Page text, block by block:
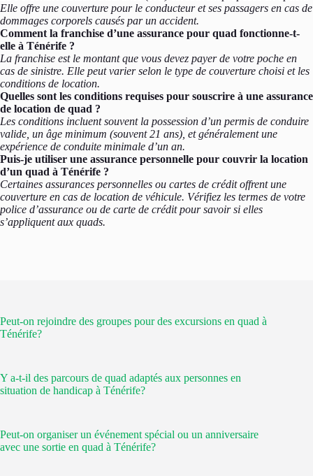
Elle offre une couverture pour le conducteur et ses passagers en cas de
dommages corporels causés par un accident.
Comment la franchise d’une assurance pour quad fonctionne-t-
elle à Ténérife ?
La franchise est le montant que vous devez payer de votre poche en
cas de sinistre. Elle peut varier selon le type de couverture choisi et les
conditions de location.
Quelles sont les conditions requises pour souscrire à une assurance
de location de quad ?
Les conditions incluent souvent la possession d’un permis de conduire
valide, un âge minimum (souvent 21 ans), et généralement une
expérience de conduite minimale d’un an.
Puis-je utiliser une assurance personnelle pour couvrir la location
d’un quad à Ténérife ?
Certaines assurances personnelles ou cartes de crédit offrent une
couverture en cas de location de véhicule. Vérifiez les termes de votre
police d’assurance ou de carte de crédit pour savoir si elles
s’appliquent aux quads.
Peut-on rejoindre des groupes pour des excursions en quad à
Ténérife?
Y a-t-il des parcours de quad adaptés aux personnes en
situation de handicap à Ténérife?
Peut-on organiser un événement spécial ou un anniversaire
avec une sortie en quad à Ténérife?